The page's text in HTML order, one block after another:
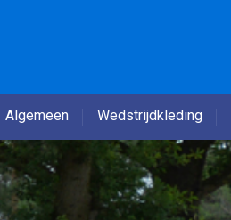
Algemeen Wedstrijdkleding